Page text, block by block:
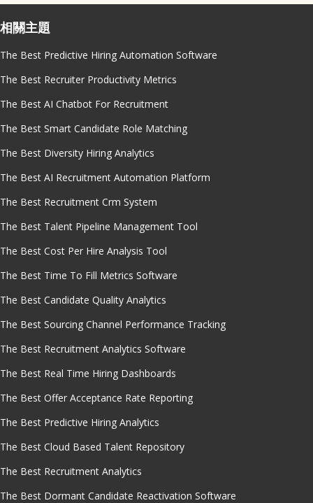
相關主題
The Best Predictive Hiring Automation Software
The Best Recruiter Productivity Metrics
The Best AI Chatbot For Recruitment
The Best Smart Candidate Role Matching
The Best Diversity Hiring Analytics
The Best AI Recruitment Automation Platform
The Best Recruitment Crm System
The Best Talent Pipeline Management Tool
The Best Cost Per Hire Analysis Tool
The Best Time To Fill Metrics Software
The Best Candidate Quality Analytics
The Best Sourcing Channel Performance Tracking
The Best Recruitment Analytics Software
The Best Real Time Hiring Dashboards
The Best Offer Acceptance Rate Reporting
The Best Predictive Hiring Analytics
The Best Cloud Based Talent Repository
The Best Recruitment Analytics
The Best Dormant Candidate Reactivation Software